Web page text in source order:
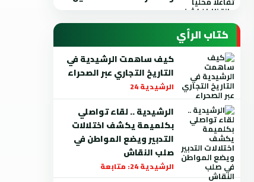
كتاب الرأي
كيف ساهمت الرشيدية في
التاريخ التجاري عبر الصحراء
الرشيدية 24
الرشيدية .. لقاء تواصلي
بكلميمة يكشف اختلالات
التدبير ويضع المواطن في
صلب النقاش
الرشيدية 24: متابعة